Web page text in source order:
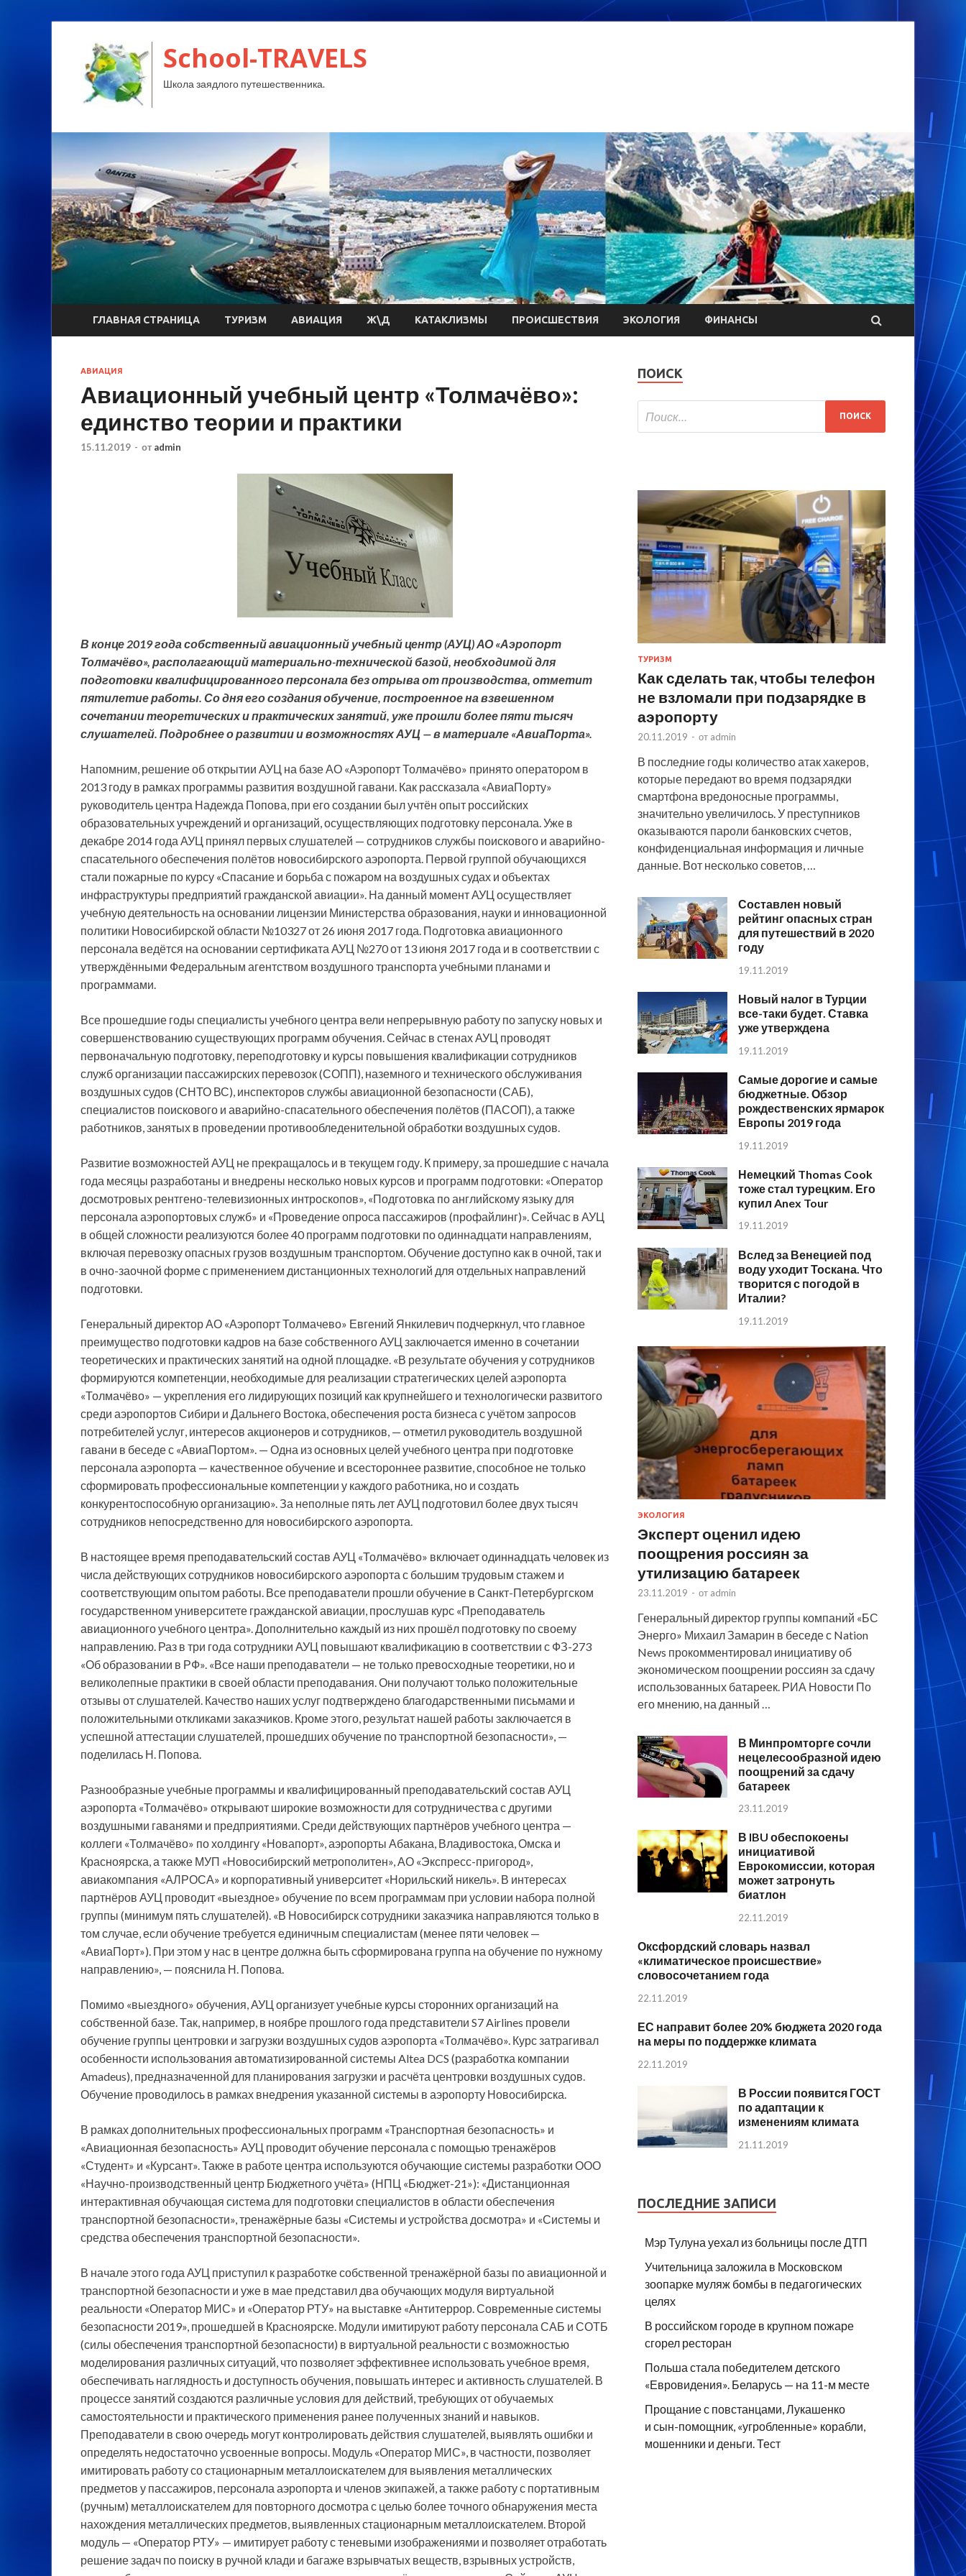
School-TRAVELS
Школа заядлого путешественника.
ГЛАВНАЯ СТРАНИЦА ТУРИЗМ АВИАЦИЯ Ж\Д КАТАКЛИЗМЫ ПРОИСШЕСТВИЯ ЭКОЛОГИЯ ФИНАНСЫ
АВИАЦИЯ
Авиационный учебный центр «Толмачёво»:
единство теории и практики
15.11.2019 - от admin
В конце 2019 года собственный авиационный учебный центр (АУЦ) АО «Аэропорт
Толмачёво», располагающий материально-технической базой, необходимой для
подготовки квалифицированного персонала без отрыва от производства, отметит
пятилетие работы. Со дня его создания обучение, построенное на взвешенном
сочетании теоретических и практических занятий, уже прошли более пяти тысяч
слушателей. Подробнее о развитии и возможностях АУЦ — в материале «АвиаПорта».
Напомним, решение об открытии АУЦ на базе АО «Аэропорт Толмачёво» принято оператором в
2013 году в рамках программы развития воздушной гавани. Как рассказала «АвиаПорту»
руководитель центра Надежда Попова, при его создании был учтён опыт российских
образовательных учреждений и организаций, осуществляющих подготовку персонала. Уже в
декабре 2014 года АУЦ принял первых слушателей — сотрудников службы поискового и аварийно-
спасательного обеспечения полётов новосибирского аэропорта. Первой группой обучающихся
стали пожарные по курсу «Спасание и борьба с пожаром на воздушных судах и объектах
инфраструктуры предприятий гражданской авиации». На данный момент АУЦ осуществляет
учебную деятельность на основании лицензии Министерства образования, науки и инновационной
политики Новосибирской области №10327 от 26 июня 2017 года. Подготовка авиационного
персонала ведётся на основании сертификата АУЦ №270 от 13 июня 2017 года и в соответствии с
утверждёнными Федеральным агентством воздушного транспорта учебными планами и
программами.
Все прошедшие годы специалисты учебного центра вели непрерывную работу по запуску новых и
совершенствованию существующих программ обучения. Сейчас в стенах АУЦ проводят
первоначальную подготовку, переподготовку и курсы повышения квалификации сотрудников
служб организации пассажирских перевозок (СОПП), наземного и технического обслуживания
воздушных судов (СНТО ВС), инспекторов службы авиационной безопасности (САБ),
специалистов поискового и аварийно-спасательного обеспечения полётов (ПАСОП), а также
работников, занятых в проведении противообледенительной обработки воздушных судов.
Развитие возможностей АУЦ не прекращалось и в текущем году. К примеру, за прошедшие с начала
года месяцы разработаны и внедрены несколько новых курсов и программ подготовки: «Оператор
досмотровых рентгено-телевизионных интроскопов», «Подготовка по английскому языку для
персонала аэропортовых служб» и «Проведение опроса пассажиров (профайлинг)». Сейчас в АУЦ
в общей сложности реализуются более 40 программ подготовки по одиннадцати направлениям,
включая перевозку опасных грузов воздушным транспортом. Обучение доступно как в очной, так и
в очно-заочной форме с применением дистанционных технологий для отдельных направлений
подготовки.
Генеральный директор АО «Аэропорт Толмачево» Евгений Янкилевич подчеркнул, что главное
преимущество подготовки кадров на базе собственного АУЦ заключается именно в сочетании
теоретических и практических занятий на одной площадке. «В результате обучения у сотрудников
формируются компетенции, необходимые для реализации стратегических целей аэропорта
«Толмачёво» — укрепления его лидирующих позиций как крупнейшего и технологически развитого
среди аэропортов Сибири и Дальнего Востока, обеспечения роста бизнеса с учётом запросов
потребителей услуг, интересов акционеров и сотрудников, — отметил руководитель воздушной
гавани в беседе с «АвиаПортом». — Одна из основных целей учебного центра при подготовке
персонала аэропорта — качественное обучение и всестороннее развитие, способное не только
сформировать профессиональные компетенции у каждого работника, но и создать
конкурентоспособную организацию». За неполные пять лет АУЦ подготовил более двух тысяч
сотрудников непосредственно для новосибирского аэропорта.
В настоящее время преподавательский состав АУЦ «Толмачёво» включает одиннадцать человек из
числа действующих сотрудников новосибирского аэропорта с большим трудовым стажем и
соответствующим опытом работы. Все преподаватели прошли обучение в Санкт-Петербургском
государственном университете гражданской авиации, прослушав курс «Преподаватель
авиационного учебного центра». Дополнительно каждый из них прошёл подготовку по своему
направлению. Раз в три года сотрудники АУЦ повышают квалификацию в соответствии с ФЗ-273
«Об образовании в РФ». «Все наши преподаватели — не только превосходные теоретики, но и
великолепные практики в своей области преподавания. Они получают только положительные
отзывы от слушателей. Качество наших услуг подтверждено благодарственными письмами и
положительными откликами заказчиков. Кроме этого, результат нашей работы заключается в
успешной аттестации слушателей, прошедших обучение по транспортной безопасности», —
поделилась Н. Попова.
Разнообразные учебные программы и квалифицированный преподавательский состав АУЦ
аэропорта «Толмачёво» открывают широкие возможности для сотрудничества с другими
воздушными гаванями и предприятиями. Среди действующих партнёров учебного центра —
коллеги «Толмачёво» по холдингу «Новапорт», аэропорты Абакана, Владивостока, Омска и
Красноярска, а также МУП «Новосибирский метрополитен», АО «Экспресс-пригород»,
авиакомпания «АЛРОСА» и корпоративный университет «Норильский никель». В интересах
партнёров АУЦ проводит «выездное» обучение по всем программам при условии набора полной
группы (минимум пять слушателей). «В Новосибирск сотрудники заказчика направляются только в
том случае, если обучение требуется единичным специалистам (менее пяти человек —
«АвиаПорт»). При этом у нас в центре должна быть сформирована группа на обучение по нужному
направлению», — пояснила Н. Попова.
Помимо «выездного» обучения, АУЦ организует учебные курсы сторонних организаций на
собственной базе. Так, например, в ноябре прошлого года представители S7 Airlines провели
обучение группы центровки и загрузки воздушных судов аэропорта «Толмачёво». Курс затрагивал
особенности использования автоматизированной системы Altea DCS (разработка компании
Amadeus), предназначенной для планирования загрузки и расчёта центровки воздушных судов.
Обучение проводилось в рамках внедрения указанной системы в аэропорту Новосибирска.
В рамках дополнительных профессиональных программ «Транспортная безопасность» и
«Авиационная безопасность» АУЦ проводит обучение персонала с помощью тренажёров
«Студент» и «Курсант». Также в работе центра используются обучающие системы разработки ООО
«Научно-производственный центр Бюджетного учёта» (НПЦ «Бюджет-21»): «Дистанционная
интерактивная обучающая система для подготовки специалистов в области обеспечения
транспортной безопасности», тренажёрные базы «Системы и устройства досмотра» и «Системы и
средства обеспечения транспортной безопасности».
В начале этого года АУЦ приступил к разработке собственной тренажёрной базы по авиационной и
транспортной безопасности и уже в мае представил два обучающих модуля виртуальной
реальности «Оператор МИС» и «Оператор РТУ» на выставке «Антитеррор. Современные системы
безопасности 2019», прошедшей в Красноярске. Модули имитируют работу персонала САБ и СОТБ
(силы обеспечения транспортной безопасности) в виртуальной реальности с возможностью
моделирования различных ситуаций, что позволяет эффективнее использовать учебное время,
обеспечивать наглядность и доступность обучения, повышать интерес и активность слушателей. В
процессе занятий создаются различные условия для действий, требующих от обучаемых
самостоятельности и практического применения ранее полученных знаний и навыков.
Преподаватели в свою очередь могут контролировать действия слушателей, выявлять ошибки и
определять недостаточно усвоенные вопросы. Модуль «Оператор МИС», в частности, позволяет
имитировать работу со стационарным металлоискателем для выявления металлических
предметов у пассажиров, персонала аэропорта и членов экипажей, а также работу с портативным
(ручным) металлоискателем для повторного досмотра с целью более точного обнаружения места
нахождения металлических предметов, выявленных стационарным металлоискателем. Второй
модуль — «Оператор РТУ» — имитирует работу с теневыми изображениями и позволяет отработать
решение задач по поиску в ручной клади и багаже взрывчатых веществ, взрывных устройств,
ПОИСК
ТУРИЗМ
Как сделать так, чтобы телефон
не взломали при подзарядке в
аэропорту
20.11.2019 - от admin
В последние годы количество атак хакеров,
которые передают во время подзарядки
смартфона вредоносные программы,
значительно увеличилось. У преступников
оказываются пароли банковских счетов,
конфиденциальная информация и личные
данные. Вот несколько советов, …
Составлен новый
рейтинг опасных стран
для путешествий в 2020
году
19.11.2019
Новый налог в Турции
все-таки будет. Ставка
уже утверждена
19.11.2019
Самые дорогие и самые
бюджетные. Обзор
рождественских ярмарок
Европы 2019 года
19.11.2019
Немецкий Thomas Cook
тоже стал турецким. Его
купил Anex Tour
19.11.2019
Вслед за Венецией под
воду уходит Тоскана. Что
творится с погодой в
Италии?
19.11.2019
ЭКОЛОГИЯ
Эксперт оценил идею
поощрения россиян за
утилизацию батареек
23.11.2019 - от admin
Генеральный директор группы компаний «БС
Энерго» Михаил Замарин в беседе с Nation
News прокомментировал инициативу об
экономическом поощрении россиян за сдачу
использованных батареек. РИА Новости По
его мнению, на данный …
В Минпромторге сочли
нецелесообразной идею
поощрений за сдачу
батареек
23.11.2019
В IBU обеспокоены
инициативой
Еврокомиссии, которая
может затронуть
биатлон
22.11.2019
Оксфордский словарь назвал
«климатическое происшествие»
словосочетанием года
22.11.2019
ЕС направит более 20% бюджета 2020 года
на меры по поддержке климата
22.11.2019
В России появится ГОСТ
по адаптации к
изменениям климата
21.11.2019
ПОСЛЕДНИЕ ЗАПИСИ
Мэр Тулуна уехал из больницы после ДТП
Учительница заложила в Московском
зоопарке муляж бомбы в педагогических
целях
В российском городе в крупном пожаре
сгорел ресторан
Польша стала победителем детского
«Евровидения». Беларусь — на 11-м месте
Прощание с повстанцами, Лукашенко
и сын-помощник, «угробленные» корабли,
мошенники и деньги. Тест